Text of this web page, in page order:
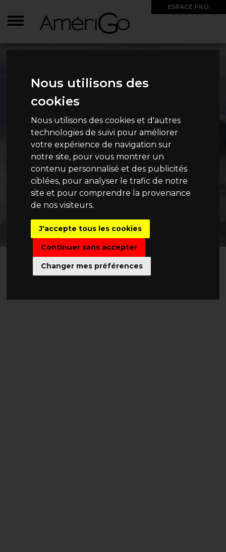
Nous utilisons des
cookies
Nous utilisons des cookies et d'autres
technologies de suivi pour améliorer
votre expérience de navigation sur
notre site, pour vous montrer un
contenu personnalisé et des publicités
ciblées, pour analyser le trafic de notre
site et pour comprendre la provenance
de nos visiteurs.
J'accepte tous les cookies
Continuer sans accepter
Changer mes préférences
ESPACE PRO.